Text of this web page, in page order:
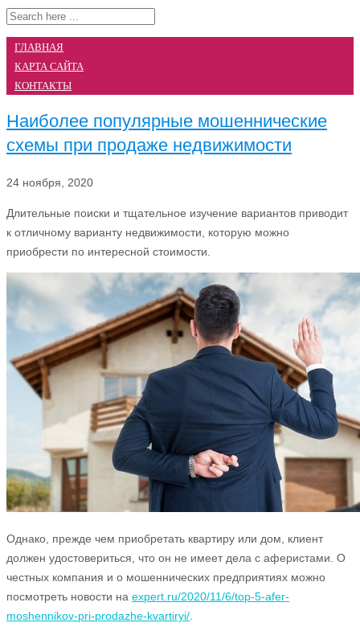
ГЛАВНАЯ
КАРТА САЙТА
КОНТАКТЫ
Наиболее популярные мошеннические
схемы при продаже недвижимости
24 ноября, 2020
Длительные поиски и тщательное изучение вариантов приводит
к отличному варианту недвижимости, которую можно
приобрести по интересной стоимости.
Однако, прежде чем приобретать квартиру или дом, клиент
должен удостовериться, что он не имеет дела с аферистами. О
честных компания и о мошеннических предприятиях можно
посмотреть новости на expert.ru/2020/11/6/top-5-afer-
moshennikov-pri-prodazhe-kvartiryi/